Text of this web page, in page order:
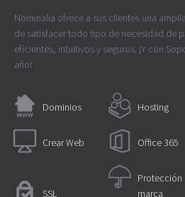
Nominalia ofrece a sus clientes una
de satisfacer todo tipo de necesidad de
eficientes, intuitivos y seguros. ¡Y con
año!
Dominios Hosting
Crear Web Office 365
SSL
Protección
marca